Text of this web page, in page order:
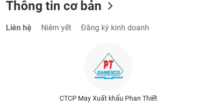
Thông tin cơ bản
Liên hệ Niêm yết Đăng ký kinh doanh
CTCP May Xuất khẩu Phan Thiết